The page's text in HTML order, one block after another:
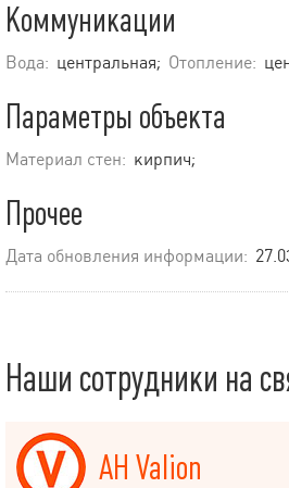
Коммуникации
Вода: центральная; Отопление:
Параметры объекта
Материал стен: кирпич;
Прочее
Дата обновления информации:
Наши сотрудники на
АН Valion